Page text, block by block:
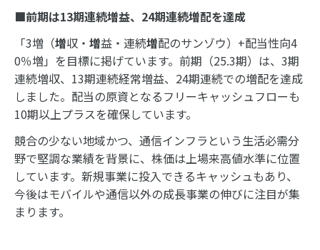
■前期は13期連続増益、 24期連続増配を達成
「3増（増収・ 増益・連続増配のサンゾウ）+配当性向4
0％増」を目標に掲げています。前期（25.3期）は、3期
連続増収、13期連続経常増益、24期連続での増配を達成
しました。配当の原資となるフリーキャッシュフローも
10期以上プラスを確保しています。
競合の少ない地域かつ、通信インフラという生活必需分
野で堅調な業績を背景に、株価は上場来高値水準に位置
しています。新規事業に投入できるキャッシュもあり、
今後はモバイルや通信以外の成長事業の伸びに注目が集
まります。